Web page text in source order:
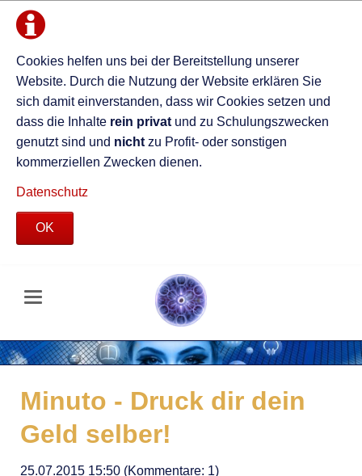
Cookies helfen uns bei der Bereitstellung unserer
Website. Durch die Nutzung der Website erklären Sie
sich damit einverstanden, dass wir Cookies setzen und
dass die Inhalte rein privat und zu Schulungszwecken
genutzt sind und nicht zu Profit- oder sonstigen
kommerziellen Zwecken dienen.
Datenschutz
OK
Minuto - Druck dir dein
Geld selber!
25.07.2015 15:50(Kommentare: 1)